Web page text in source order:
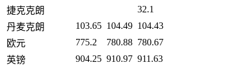
捷克克朗
32.1
丹麦克朗
103.65 104.49 104.43
欧元
775.2 780.88 780.67
英镑
904.25 910.97 911.63